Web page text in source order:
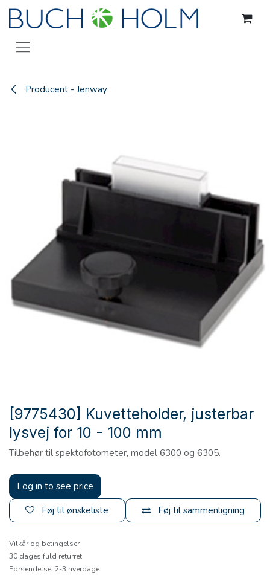
Gå til indhold
Producent - Jenway
[9775430] Kuvetteholder, justerbar
lysvej for 10 - 100 mm
Tilbehør til spektofotometer, model 6300 og 6305.
Log in to see price
Føj til sammenligning
Føj til ønskeliste
Vilkår og betingelser
30 dages fuld returret
Forsendelse: 2-3 hverdage